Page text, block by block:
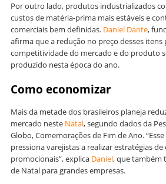
Por outro lado, produtos industrializados
custos de matéria-prima mais estáveis e
comerciais bem definidas. Daniel Dante,
afirma que a redução no preço desses itens
competitividade do mercado e do produto
produzido nesta época do ano.
Como economizar
Mais da metade dos brasileiros planeja
mercado neste Natal, segundo dados da
Globo, Comemorações de Fim de Ano.
pressiona varejistas a realizar estratégias de
promocionais”, explica Daniel, que também
de Natal para grandes empresas.